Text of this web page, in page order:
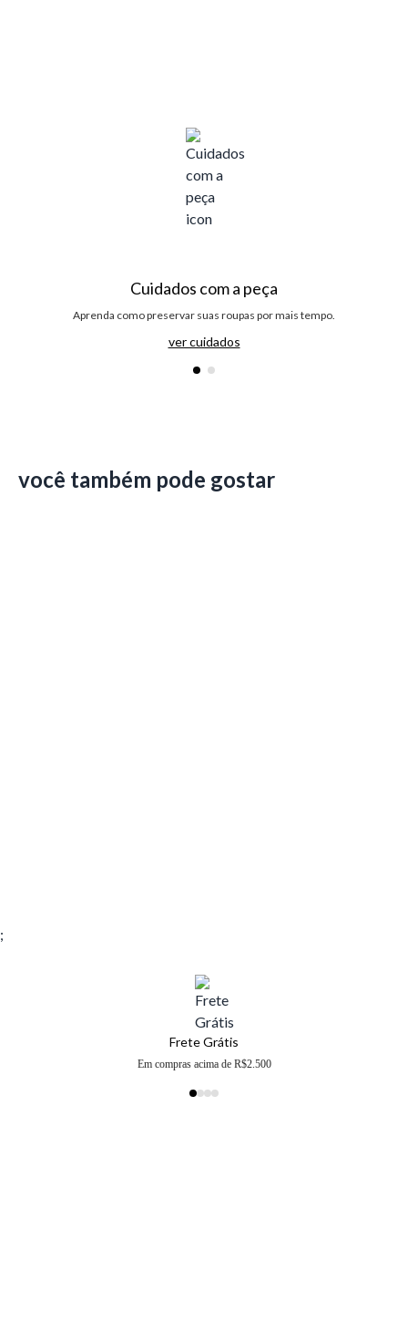
Cuidados com a peça
Aprenda como preservar suas roupas por mais tempo.
ver cuidados
você também pode gostar
;
Frete Grátis
Em compras acima de R$2.500